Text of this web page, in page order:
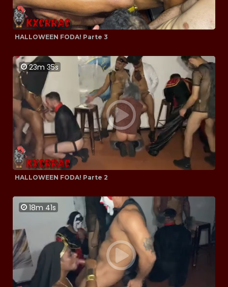
HALLOWEEN FODA! Parte 3
23m 35s
HALLOWEEN FODA! Parte 2
18m 41s